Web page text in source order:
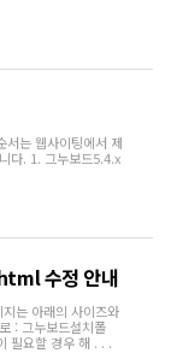
서는 웹사이팅에서 제
다. 1. 그누보드5.4.x
수정 안내
는 아래의 사이즈와
: 그누보드설치폴
요할 경우 해 . . .